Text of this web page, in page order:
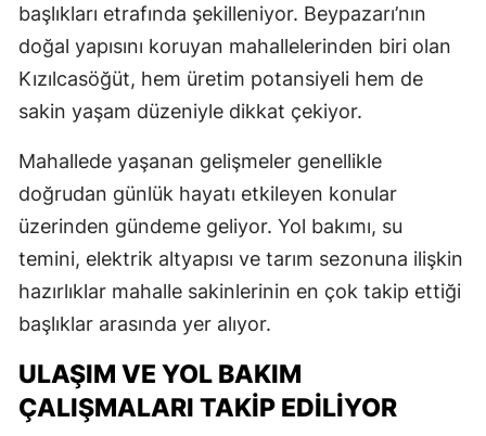
başlıkları etrafında şekilleniyor. Beypazarı’nın
doğal yapısını koruyan mahallelerinden biri olan
Kızılcasöğüt, hem üretim potansiyeli hem de
sakin yaşam düzeniyle dikkat çekiyor.
Mahallede yaşanan gelişmeler genellikle
doğrudan günlük hayatı etkileyen konular
üzerinden gündeme geliyor. Yol bakımı, su
temini, elektrik altyapısı ve tarım sezonuna ilişkin
hazırlıklar mahalle sakinlerinin en çok takip ettiği
başlıklar arasında yer alıyor.
ULAŞIM VE YOL BAKIM
ÇALIŞMALARI TAKIP EDILIYOR